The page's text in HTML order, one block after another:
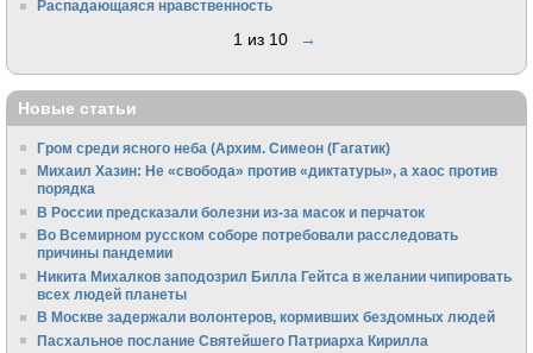
Распадающаяся нравственность
1 из 10 →
Новые статьи
Гром среди ясного неба (Архим. Симеон (Гагатик)
Михаил Хазин: Не «свобода» против «диктатуры», а хаос против
порядка
В России предсказали болезни из-за масок и перчаток
Во Всемирном русском соборе потребовали расследовать
причины пандемии
Никита Михалков заподозрил Билла Гейтса в желании чипировать
всех людей планеты
В Москве задержали волонтеров, кормивших бездомных людей
Пасхальное послание Святейшего Патриарха Кирилла